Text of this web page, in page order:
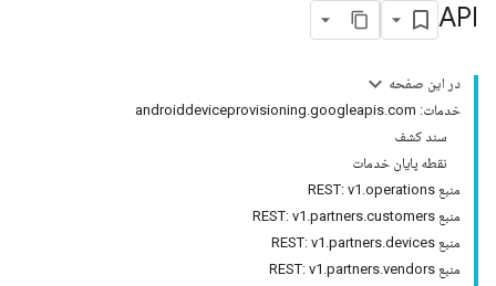
API
در این صفحه
خدمات: androiddeviceprovisioning.googleapis.com
سند کشف
نقطه پایان خدمات
منبع REST: v1.operations
منبع REST: v1.partners.customers
منبع REST: v1.partners.devices
منبع REST: v1.partners.vendors